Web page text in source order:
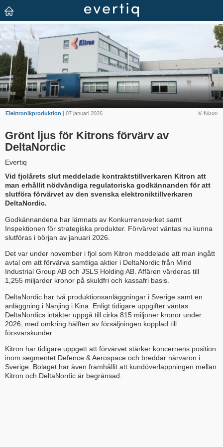
© Kitron
Elektronikproduktion | 07 januari 2026
Grönt ljus för Kitrons förvärv av
DeltaNordic
Evertiq
Vid fjolårets slut meddelade kontraktstillverkaren Kitron att
man erhållit nödvändiga regulatoriska godkännanden för att
slutföra förvärvet av den svenska elektronik­tillverkaren
DeltaNordic.
Godkännandena har lämnats av Konkurrensverket samt
Inspektionen för strategiska produkter. Förvärvet väntas nu kunna
slutföras i början av januari 2026.
Det var under november i fjol som Kitron meddelade att man ingått
avtal om att förvärva samtliga aktier i DeltaNordic från Mind
Industrial Group AB och JSLS Holding AB. Affären värderas till
1,255 miljarder kronor på skuldfri och kassa­fri basis.
DeltaNordic har två produktionsanläggningar i Sverige samt en
anläggning i Nanjing i Kina. Enligt tidigare uppgifter väntas
DeltaNordics intäkter uppgå till cirka 815 miljoner kronor under
2026, med omkring hälften av försäljningen kopplad till
försvarskunder.
Kitron har tidigare uppgett att förvärvet stärker koncernens position
inom segmentet Defence & Aerospace och breddar närvaron i
Sverige. Bolaget har även framhållit att kundöverlappningen mellan
Kitron och DeltaNordic är begränsad.